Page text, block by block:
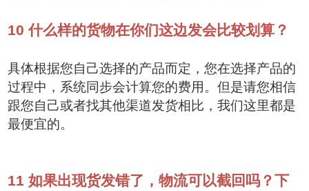
10什么样的货物在你们这边发会比较划算？
具体根据您自己选择的产品而定，您在选择产品的
过程中，系统同步会计算您的费用。但是请您相信
跟您自己或者找其他渠道发货相比，我们这里都是
最便宜的。
11 如果出现货发错了，物流可以截回吗？下